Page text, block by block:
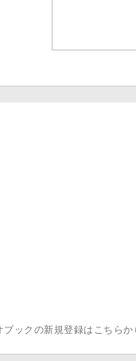
ブックの新規登録はこちら